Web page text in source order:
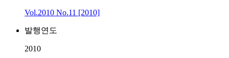
Vol.2010 No.11 [2010]
발행연도
2010